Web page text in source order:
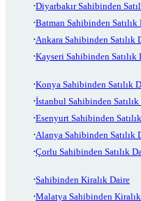
Diyarbakır Sahibinden
Batman Sahibinden Satılık
Ankara Sahibinden Satılık
Kayseri Sahibinden Satılık
Konya Sahibinden Satılık
İstanbul Sahibinden Satılık
Esenyurt Sahibinden
Alanya Sahibinden Satılık
Çorlu Sahibinden Satılık
Sahibinden Kiralık Daire
Malatya Sahibinden